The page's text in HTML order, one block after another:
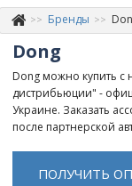
+380507774092
Информация о
About Company
Категории
Бренды
Dong
Dong можно купить с
дистрибьюции" -
Украине. Заказать
после партнерской
ПОЛУЧИТЬ